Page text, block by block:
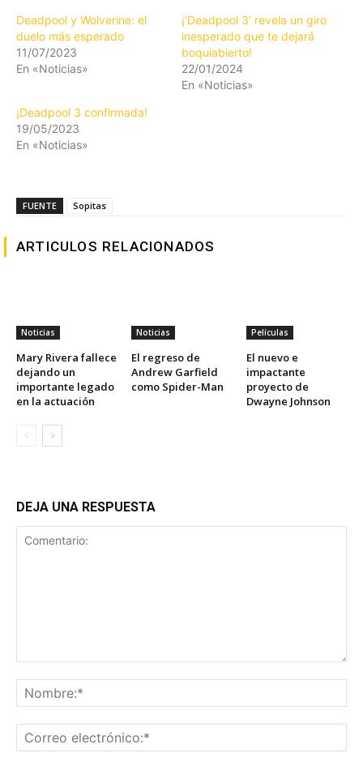
Deadpool y Wolverine: el
duelo más esperado
11/07/2023
En «Noticias»
¡‘Deadpool 3’ revela un giro
inesperado que te dejará
boquiabierto!
22/01/2024
En «Noticias»
¡Deadpool 3 confirmada!
19/05/2023
En «Noticias»
FUENTE Sopitas
ARTICULOS RELACIONADOS
Noticias
Mary Rivera fallece
dejando un
importante legado
en la actuación
Noticias
El regreso de
Andrew Garfield
como Spider-Man
Películas
El nuevo e
impactante
proyecto de
Dwayne Johnson
DEJA UNA RESPUESTA